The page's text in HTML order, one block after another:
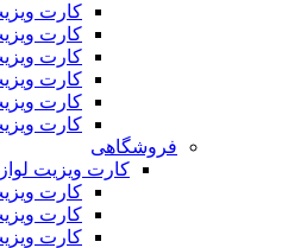
کارت
کارت
کارت
کارت
کارت
کارت
فروشگاهی
کارت ویزیت
کارت
کارت
کارت